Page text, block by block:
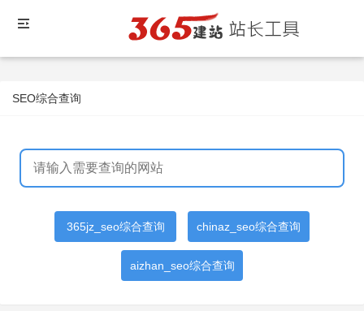
SEO综合查询
365jz_seo综合查询 chinaz_seo综合查询
aizhan_seo综合查询